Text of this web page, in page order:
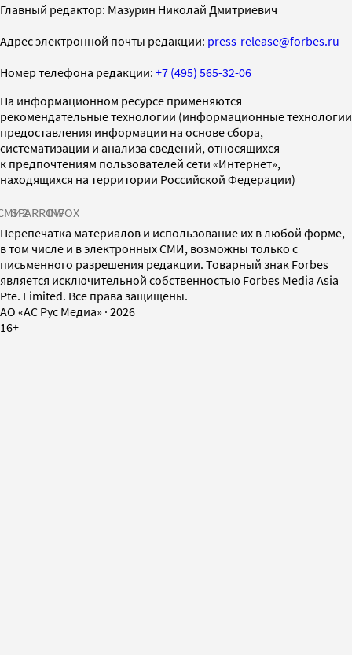
Главный редактор: Мазурин Николай Дмитриевич
Адрес электронной почты редакции: press-release@forbes.ru
Номер телефона редакции: +7 (495) 565-32-06
На информационном ресурсе применяются
рекомендательные технологии (информационные технологии
предоставления информации на основе сбора,
систематизации и анализа сведений, относящихся
к предпочтениям пользователей сети «Интернет»,
находящихся на территории Российской Федерации)
SPARROWINFOX
Перепечатка материалов и использование их в любой форме,
в том числе и в электронных СМИ, возможны только с
письменного разрешения редакции. Товарный знак Forbes
является исключительной собственностью Forbes Media Asia
Pte. Limited. Все права защищены.
AO «АС Рус Медиа» · 2026
16+